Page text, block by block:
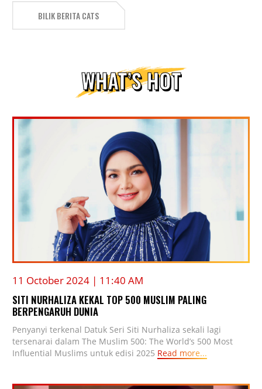
BILIK BERITA CATS
WHAT’S HOT
11 October 2024 | 11:40 AM
SITI NURHALIZA KEKAL TOP 500 MUSLIM PALING
BERPENGARUH DUNIA
Penyanyi terkenal Datuk Seri Siti Nurhaliza sekali lagi
tersenarai dalam The Muslim 500: The World’s 500 Most
Influential Muslims untuk edisi 2025 Read more...